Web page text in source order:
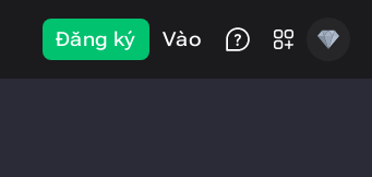
Đăng ký Vào